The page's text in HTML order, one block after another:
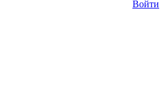
Войти